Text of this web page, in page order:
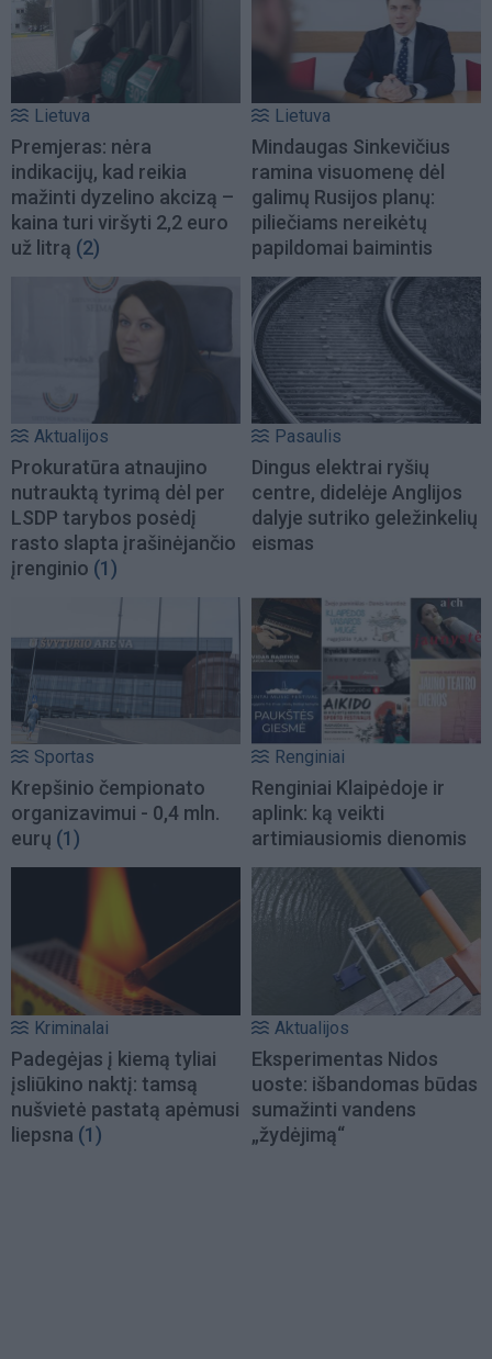
Lietuva
Premjeras: nėra
indikacijų, kad reikia
mažinti dyzelino akcizą –
kaina turi viršyti 2,2 euro
už litrą (2)
Lietuva
Mindaugas Sinkevičius
ramina visuomenę dėl
galimų Rusijos planų:
piliečiams nereikėtų
papildomai baimintis
Aktualijos
Prokuratūra atnaujino
nutrauktą tyrimą dėl per
LSDP tarybos posėdį
rasto slapta įrašinėjančio
įrenginio (1)
Pasaulis
Dingus elektrai ryšių
centre, didelėje Anglijos
dalyje sutriko geležinkelių
eismas
Sportas
Krepšinio čempionato
organizavimui - 0,4 mln.
eurų (1)
Renginiai
Renginiai Klaipėdoje ir
aplink: ką veikti
artimiausiomis dienomis
Kriminalai
Padegėjas į kiemą tyliai
įsliūkino naktį: tamsą
nušvietė pastatą apėmusi
liepsna (1)
Aktualijos
Eksperimentas Nidos
uoste: išbandomas būdas
sumažinti vandens
„žydėjimą“